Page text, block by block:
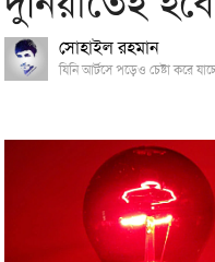
সোহাইল রহমান
যিনি আর্টসে পড়েও চেষ্টা করে